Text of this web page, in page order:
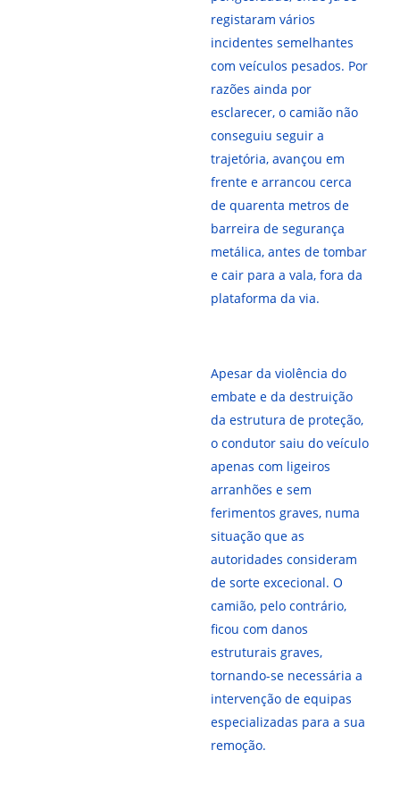
registaram vários
incidentes semelhantes
com veículos pesados. Por
razões ainda por
esclarecer, o camião não
conseguiu seguir a
trajetória, avançou em
frente e arrancou cerca
de quarenta metros de
barreira de segurança
metálica, antes de tombar
e cair para a vala, fora da
plataforma da via.
Apesar da violência do
embate e da destruição
da estrutura de proteção,
o condutor saiu do veículo
apenas com ligeiros
arranhões e sem
ferimentos graves, numa
situação que as
autoridades consideram
de sorte excecional. O
camião, pelo contrário,
ficou com danos
estruturais graves,
tornando-se necessária a
intervenção de equipas
especializadas para a sua
remoção.